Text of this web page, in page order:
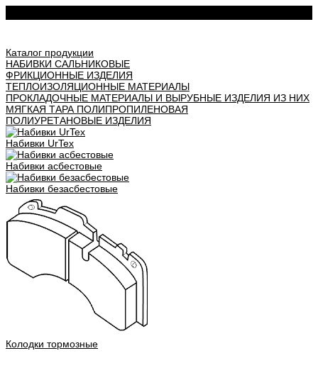
Каталог продукции
НАБИВКИ САЛЬНИКОВЫЕ
ФРИКЦИОННЫЕ ИЗДЕЛИЯ
ТЕПЛОИЗОЛЯЦИОННЫЕ МАТЕРИАЛЫ
ПРОКЛАДОЧНЫЕ МАТЕРИАЛЫ И ВЫРУБНЫЕ ИЗДЕЛИЯ ИЗ НИХ
МЯГКАЯ ТАРА ПОЛИПРОПИЛЕНОВАЯ
ПОЛИУРЕТАНОВЫЕ ИЗДЕЛИЯ
Набивки UrTex
Набивки асбестовые
Набивки безасбестовые
Колодки тормозные